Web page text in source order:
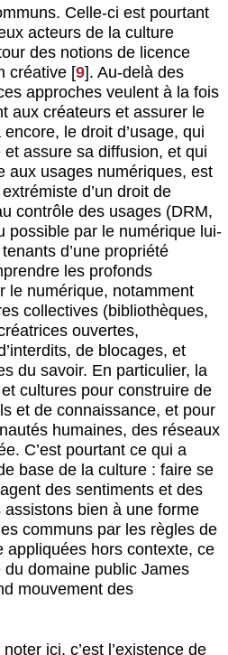
Celle-ci est pourtant
acteurs de la culture
des notions de licence
créative [9]. Au-delà des
approches veulent à la fois
aux créateurs et assurer le
le droit d’usage, qui
assure sa diffusion, et qui
aux usages numériques, est
d’un droit de
contrôle des usages (DRM,
par le numérique lui-
d’une propriété
les profonds
le numérique, notamment
collectives (bibliothèques,
ouvertes,
de blocages, et
du savoir. En particulier, la
cultures pour construire de
et de connaissance, et pour
humaines, des réseaux
C’est pourtant ce qui a
base de la culture : faire se
des sentiments et des
bien à une forme
communs par les règles de
appliquées hors contexte, ce
domaine public James
mouvement des
ici, c’est l’existence de